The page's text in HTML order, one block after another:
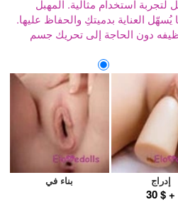
لتجربة استخدام مثالية. المهبل
يُسهّل العناية بدميتكِ والحفاظ عليها.
دون الحاجة إلى تحريك جسم
بناء في إدراج
+ $ 30